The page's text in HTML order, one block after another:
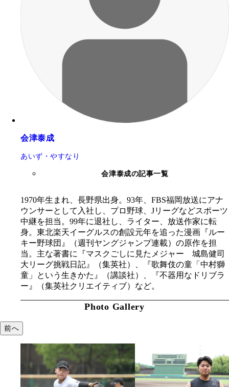
会津泰成
あいず・やすなり
会津泰成の記事一覧
1970年生まれ、長野県出身。93年、FBS福岡放送にアナ
ウンサーとして入社し、プロ野球、Jリーグなどスポーツ
中継を担当。99年に退社し、ライター、放送作家に転
身。東北楽天イーグルスの創設元年を追った漫画『ルー
キー野球団』（週刊ヤングジャンプ連載）の原作を担
当。主な著書に『マスクごしに見たメジャー 城島健司
大リーグ挑戦日記』（集英社）、『歌舞伎の童「中村獅
童」という生きかた』（講談社）、『不器用なドリブラ
ー』（集英社クリエイティブ）など。
Photo Gallery
前へ